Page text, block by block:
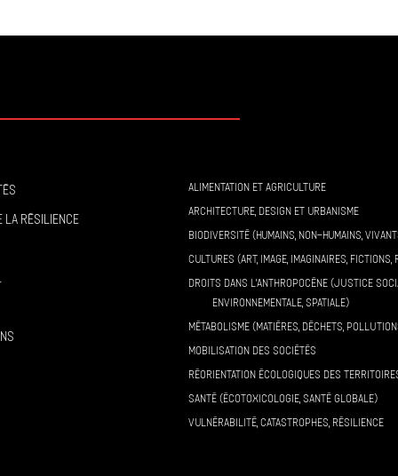
la résilience
ALIMENTATION ET AGRICULTURE
ARCHITECTURE, DESIGN ET URBANISME
BIODIVERSITÉ (HUMAINS, NON-HUMAINS,
CULTURES (ART, IMAGE, IMAGINAIRES, FICTIONS,
DROITS DANS L’ANTHROPOCÈNE (JUSTICE
ENVIRONNEMENTALE, SPATIALE)
MÉTABOLISME (MATIÈRES, DÉCHETS,
MOBILISATION DES SOCIÉTÉS
RÉORIENTATION ÉCOLOGIQUES DES
SANTÉ (ÉCOTOXICOLOGIE, SANTÉ GLOBALE)
VULNÉRABILITÉ, CATASTROPHES, RÉSILIENCE